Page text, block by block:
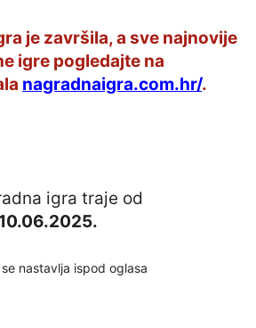
je završila, a sve najnovije
igre pogledajte na
nagradnaigra.com.hr/.
igra traje od
10.06.2025.
nastavlja ispod oglasa